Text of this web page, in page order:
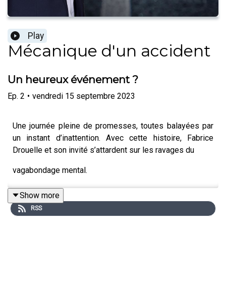
Play
Mécanique d'un accident
Un heureux événement ?
Ep. 2 • vendredi 15 septembre 2023
Une journée pleine de promesses, toutes balayées par
un instant d’inattention. Avec cette histoire, Fabrice
Drouelle et son invité s’attardent sur les ravages du
vagabondage mental.
Un jeune père en route vers la maternité. Un grand-père
Show more
RSS